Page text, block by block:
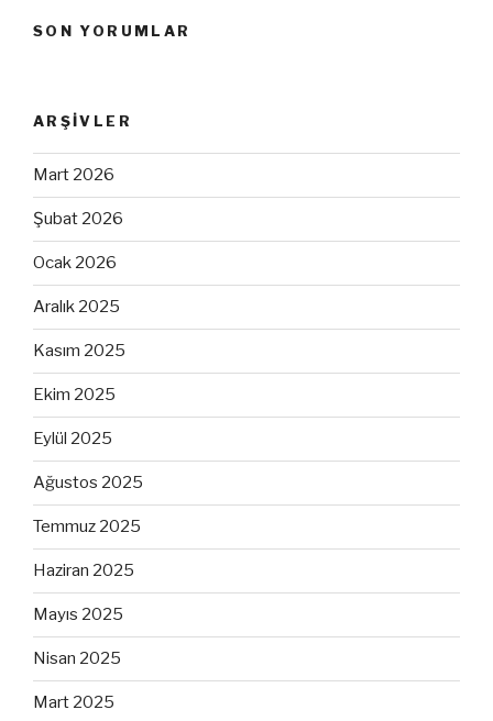
SON YORUMLAR
ARŞIVLER
Mart 2026
Şubat 2026
Ocak 2026
Aralık 2025
Kasım 2025
Ekim 2025
Eylül 2025
Ağustos 2025
Temmuz 2025
Haziran 2025
Mayıs 2025
Nisan 2025
Mart 2025